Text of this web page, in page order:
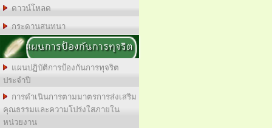
ดาวน์โหลด
กระดานสนทนา
แผนการป้องกันการทุจริต
แผนปฏิบัติการป้องกันการทุจริต
ประจำปี
การดำเนินการตามมาตรการส่งเสริม
คุณธรรมและความโปร่งใสภายใน
หน่วยงาน